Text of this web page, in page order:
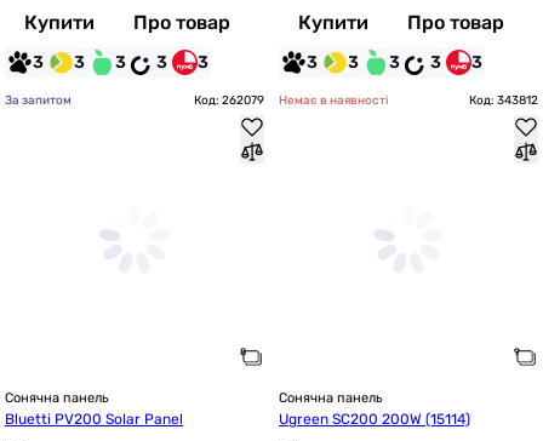
Купити Про товар
3 3 3 3 3
Купити Про товар
3 3 3 3 3
За запитом Код: 262079
Сонячна панель
Bluetti PV200 Solar Panel
Немає в наявності Код: 343812
Сонячна панель
Ugreen SC200 200W (15114)